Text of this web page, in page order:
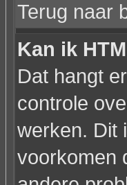
Terug naar
Kan ik
Dat hangt
controle
werken. Dit
voorkomen